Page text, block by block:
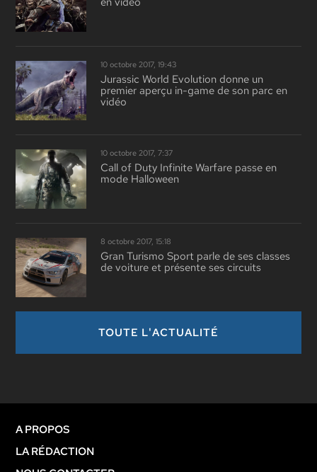
10 octobre 2017, 19:43
Jurassic World Evolution donne un
premier aperçu in-game de son parc en
vidéo
10 octobre 2017, 7:37
Call of Duty Infinite Warfare passe en
mode Halloween
8 octobre 2017, 15:18
Gran Turismo Sport parle de ses classes
de voiture et présente ses circuits
TOUTE L'ACTUALITÉ
A PROPOS
LA RÉDACTION